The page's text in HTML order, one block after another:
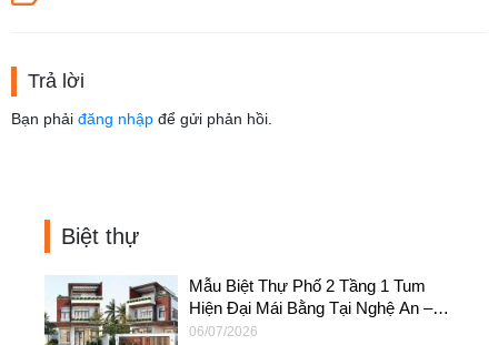
Trả lời
Bạn phải đăng nhập để gửi phản hồi.
Biệt thự
Mẫu Biệt Thự Phố 2 Tầng 1 Tum
Hiện Đại Mái Bằng Tại Nghệ An –
BT65
06/07/2026